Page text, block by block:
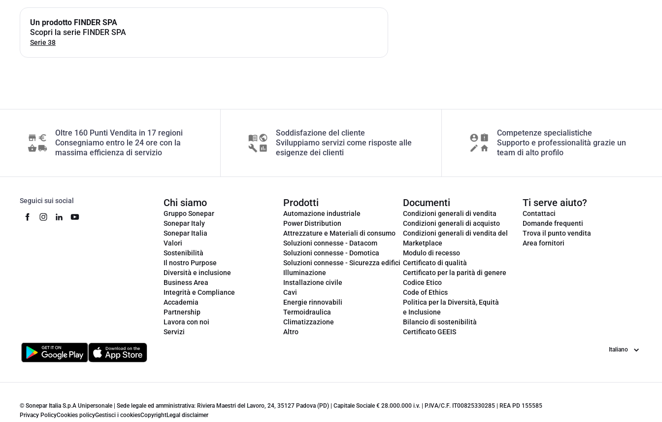
Un prodotto FINDER SPA
Scopri la serie FINDER SPA
Serie 38
Oltre 160 Punti Vendita in 17 regioni
Consegniamo entro le 24 ore con la
massima efficienza di servizio
Soddisfazione del cliente
Sviluppiamo servizi come risposte alle
esigenze dei clienti
Competenze specialistiche
Supporto e professionalità grazie un
team di alto profilo
Seguici sui social Chi siamo
Gruppo Sonepar
Sonepar Italy
Sonepar Italia
Valori
Sostenibilità
Il nostro Purpose
Diversità e inclusione
Business Area
Integrità e Compliance
Accademia
Partnership
Lavora con noi
Servizi
Prodotti
Automazione industriale
Power Distribution
Attrezzature e Materiali di consumo
Soluzioni connesse - Datacom
Soluzioni connesse - Domotica
Soluzioni connesse - Sicurezza edifici
Illuminazione
Installazione civile
Cavi
Energie rinnovabili
Termoidraulica
Climatizzazione
Altro
Documenti
Condizioni generali di vendita
Condizioni generali di acquisto
Condizioni generali di vendita del
Marketplace
Modulo di recesso
Certificato di qualità
Certificato per la parità di genere
Codice Etico
Code of Ethics
Politica per la Diversità, Equità
e Inclusione
Bilancio di sostenibilità
Certificato GEEIS
Ti serve aiuto?
Contattaci
Domande frequenti
Trova il punto vendita
Area fornitori
Lingua
© Sonepar Italia S.p.A Unipersonale | Sede legale ed amministrativa: Riviera Maestri del Lavoro, 24, 35127 Padova (PD) | Capitale Sociale € 28.000.000 i.v. | P.IVA/C.F. IT00825330285 | REA PD 155585
Privacy PolicyCookies policyGestisci i cookiesCopyrightLegal disclaimer